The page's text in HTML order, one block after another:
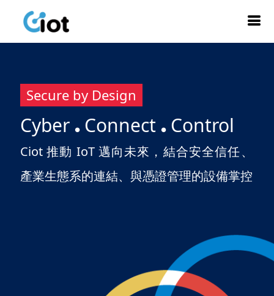
Secure by Design
Cyber ● Connect ● Control
Ciot 推動 IoT 邁向未來，結合安全信任、
產業生態系的連結、與憑證管理的設備掌控